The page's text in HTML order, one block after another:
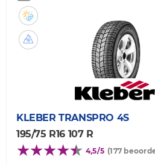
KLEBER TRANSPRO 4S
195/75 R16 107 R
4,5/5 (177